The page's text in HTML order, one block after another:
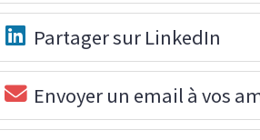
Partager sur LinkedIn
Envoyer un email à vos